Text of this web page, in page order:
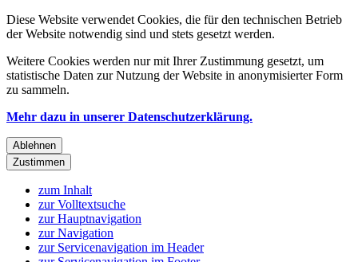
Diese Website verwendet Cookies, die für den technischen Betrieb
der Website notwendig sind und stets gesetzt werden.
Weitere Cookies werden nur mit Ihrer Zustimmung gesetzt, um
statistische Daten zur Nutzung der Website in anonymisierter Form
zu sammeln.
Mehr dazu in unserer Datenschutzerklärung.
Ablehnen
Zustimmen
zum Inhalt
zur Volltextsuche
zur Hauptnavigation
zur Navigation
zur Servicenavigation im Header